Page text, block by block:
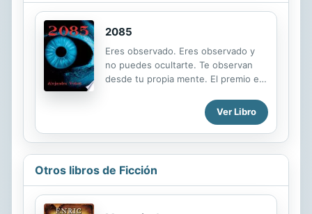
2085
Eres observado. Eres observado y
no puedes ocultarte. Te observan
desde tu propia mente. El premio es
perpetua, prosperidad y salud
absoluta. En el año 2085 debes
borrar de tu mente toda idea
cambio lo tendrás todo. Son muchos
Ver Libro
Otros libros de Ficción